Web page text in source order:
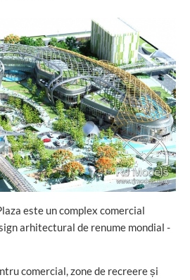
este un complex comercial
arhitectural de renume mondial -
comercial, zone de recreere și